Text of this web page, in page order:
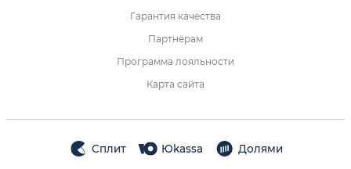
Гарантия качества
Партнёрам
Программа лояльности
Карта сайта
Сплит Юkassa Долями